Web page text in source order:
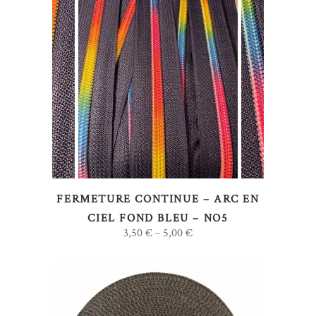
CHOIX DES OPTIONS
Ce
produit
a
plusieurs
variations.
Les
options
peuvent
du
FERMETURE CONTINUE – ARC EN
CIEL FOND BLEU – NO5
3,50€ – 5,00€